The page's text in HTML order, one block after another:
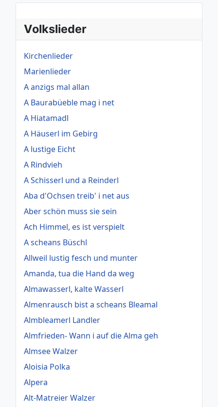
Volkslieder
Kirchenlieder
Marienlieder
A anzigs mal allan
A Baurabüeble mag i net
A Hiatamadl
A Häuserl im Gebirg
A lustige Eicht
A Rindvieh
A Schisserl und a Reinderl
Aba d'Ochsen treib' i net aus
Aber schön muss sie sein
Ach Himmel, es ist verspielt
A scheans Büschl
Allweil lustig fesch und munter
Amanda, tua die Hand da weg
Almawasserl, kalte Wasserl
Almenrausch bist a scheans Bleamal
Almbleamerl Landler
Almfrieden- Wann i auf die Alma geh
Almsee Walzer
Aloisia Polka
Alpera
Alt-Matreier Walzer